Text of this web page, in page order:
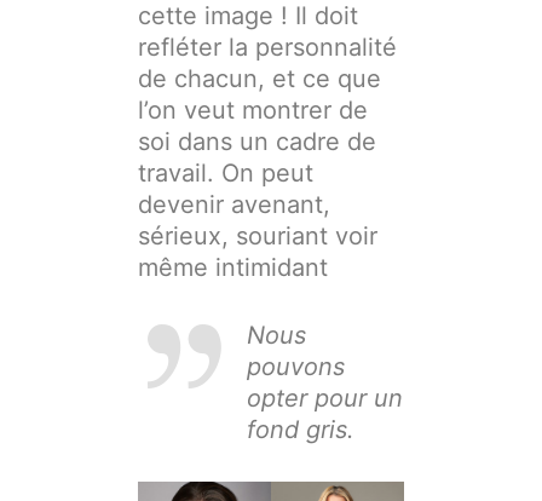
cette image ! Il doit
refléter la personnalité
de chacun, et ce que
l’on veut montrer de
soi dans un cadre de
travail. On peut
devenir avenant,
sérieux, souriant voir
même intimidant
Nous
pouvons
opter pour un
fond gris.